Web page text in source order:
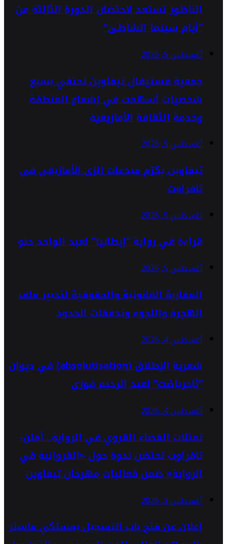
الناظور تستعد لاحتضان الدورة الثالثة من
“أيام سينما الشاطئ”
أغسطس 5, 2026
جمعية فستيفال تيفاوين تحتفي بسبع
شخصيات أسهمت في إشعاع المنطقة
وخدمة الثقافة الأمازيغية
أغسطس 5, 2026
تيفاوين يكرّم مبدعات الزي الأمازيغي في
تافراوت
أغسطس 5, 2026
قراءة في رواية “إيطانيا” لعبد الواحد حنو
أغسطس 5, 2026
المقاربة القانونية والحقوقية لتدبير ملف
الهجرة واللجوء وتدفقات الحدود
أغسطس 4, 2026
شعرية الإطلاق (absolutisation) في ديوان
“ثاحرياضت” لعبد الرحيم فوزي
أغسطس 4, 2026
تمثلات الفضاء القروي في الرواية.. أملن-
تافراوت تحتضن ندوة حول «القروانية في
الرواية» ضمن فعاليات مهرجان تيفاوين
أغسطس 3, 2026
إعلان عن فتح باب التسجيل بمسلكي ماستر